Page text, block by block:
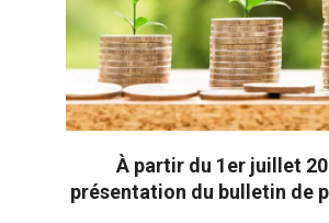
À partir du 1er juillet
présentation du bulletin de